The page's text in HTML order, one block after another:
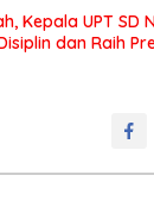
Kepala UPT SD
dan Raih